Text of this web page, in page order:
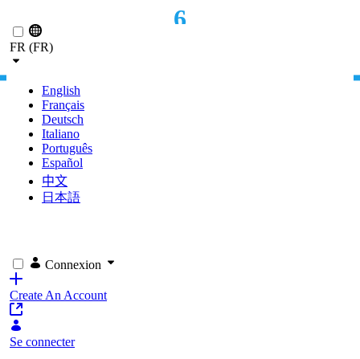
FR (FR)
English
Français
Deutsch
Italiano
Português
Español
中文
日本語
Connexion
Create An Account
Se connecter
6